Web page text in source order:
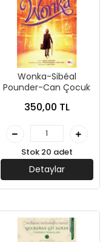
Wonka-Sibéal
Pounder-Can Çocuk
350,00 TL
Stok 20 adet
Detaylar